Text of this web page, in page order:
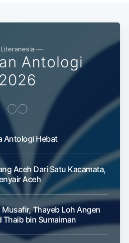
—
Antologi
2026
Antologi Hebat
Aceh Dari Satu Kacamata,
Aceh
Musafir, Thayeb Loh Angen
Thaib bin Sumaiman